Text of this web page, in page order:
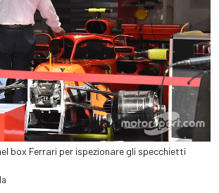
box Ferrari per ispezionare gli specchietti